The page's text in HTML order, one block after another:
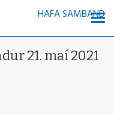
HAFA SAMBAND
21. maí 2021